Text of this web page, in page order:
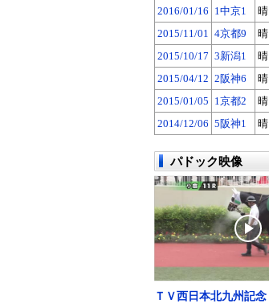
2016/01/16 1中京1 晴
2015/11/01 4京都9 晴
2015/10/17 3新潟1 晴
2015/04/12 2阪神6 晴
2015/01/05 1京都2 晴
2014/12/06 5阪神1 晴
パドック映像
ＴＶ西日本北九州記念